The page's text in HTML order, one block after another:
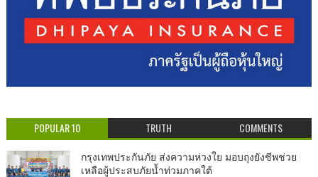
POPULAR 10 TRUTH COMMENTS
กรุงเทพประกันภัย ส่งความห่วงใย มอบถุงยังชีพช่วย
เหลือผู้ประสบภัยน้ำท่วมภาคใต้